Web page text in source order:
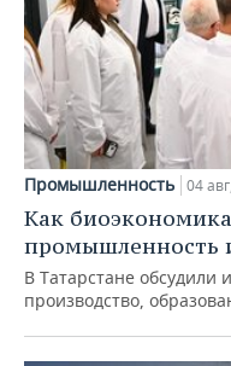
Промышленность 04
Как
промышленность
В Татарстане обсудили
производство,